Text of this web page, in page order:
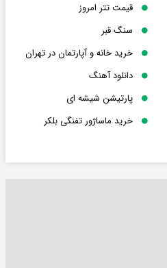
قیمت تتر امروز
سنگ قبر
خرید خانه و آپارتمان در تهران
دانلود آهنگ
پارتیشن شیشه ای
خرید ماساژور تفنگی بلکر